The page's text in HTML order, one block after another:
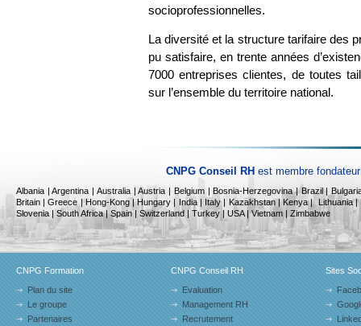
socioprofessionnelles.
La diversité et la structure tarifaire des
pu satisfaire, en trente années
7000 entreprises clientes, de toutes
sur l’ensemble du territoire national.
CNPG Conseil RH est membre
Albania | Argentina | Australia | Austria | Belgium | Bosnia-Herzegovina | Brazil |
Britain | Greece | Hong-Kong | Hungary | India | Italy | Kazakhstan |Kenya |Lithuania |
Slovenia | South Africa | Spain | Switzerland | Turkey | USA | Vietnam | Zimbabwe
CNPG Formation
Plan du site
Le groupe
Partenaires
CNPG Conseil RH
Evaluation
Management RH
Recrutement
Sites